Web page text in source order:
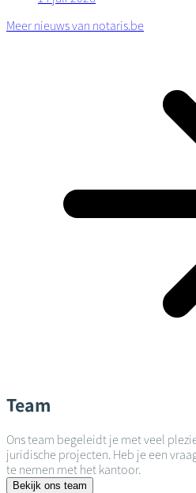
Meer nieuws van notaris.be
Team
Ons team begeleidt je met veel
juridische projecten. Heb je een
te nemen met het kantoor.
Bekijk ons team